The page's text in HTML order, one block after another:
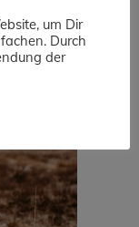
um Dir
Durch
der